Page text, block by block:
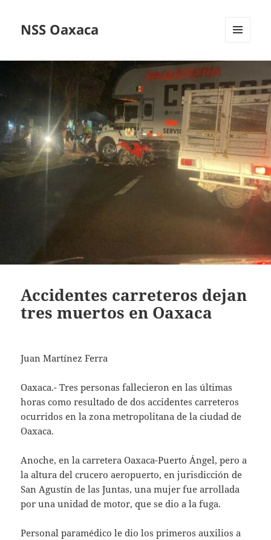
NSS Oaxaca
Accidentes carreteros dejan
tres muertos en Oaxaca
Juan Martínez Ferra
Oaxaca.- Tres personas fallecieron en las últimas
horas como resultado de dos accidentes carreteros
ocurridos en la zona metropolitana de la ciudad de
Oaxaca.
Anoche, en la carretera Oaxaca-Puerto Ángel, pero a
la altura del crucero aeropuerto, en jurisdicción de
San Agustín de las Juntas, una mujer fue arrollada
por una unidad de motor, que se dio a la fuga.
Personal paramédico le dio los primeros auxilios a